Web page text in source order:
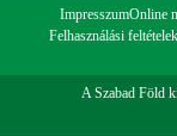
ImpresszumOnline
Felhasználási feltételek
A Szabad Föld